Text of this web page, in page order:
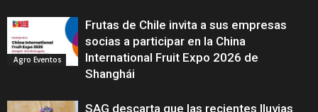
Agro Eventos
Frutas de Chile invita a sus empresas
socias a participar en la China
International Fruit Expo 2026 de
Shanghái
SAG descarta que las recientes lluvias